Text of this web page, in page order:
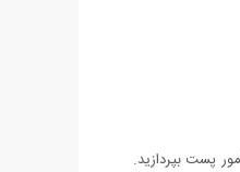
پست بپردازید.